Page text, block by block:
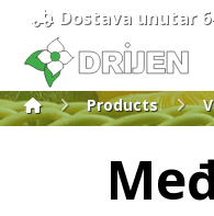
Dostava unutar
Products